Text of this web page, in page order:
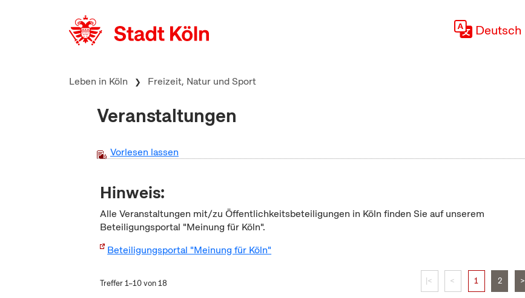
Deutsch
Leben in Köln Freizeit, Natur und Sport
Veranstaltungen
Vorlesen lassen
Hinweis:
Alle Veranstaltungen mit/zu Öffentlichkeitsbeteiligungen in Köln finden Sie auf unserem
Beteiligungsportal "Meinung für Köln".
Beteiligungsportal "Meinung für Köln"
Treffer 1–10 von 18 |< < 1 2 >